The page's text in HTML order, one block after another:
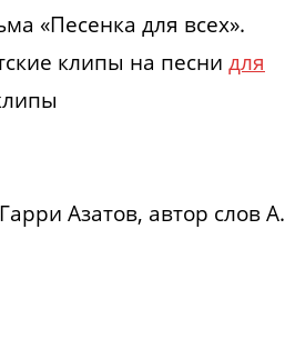
«Песенка для всех».
клипы на песни для
Азатов, автор слов А.